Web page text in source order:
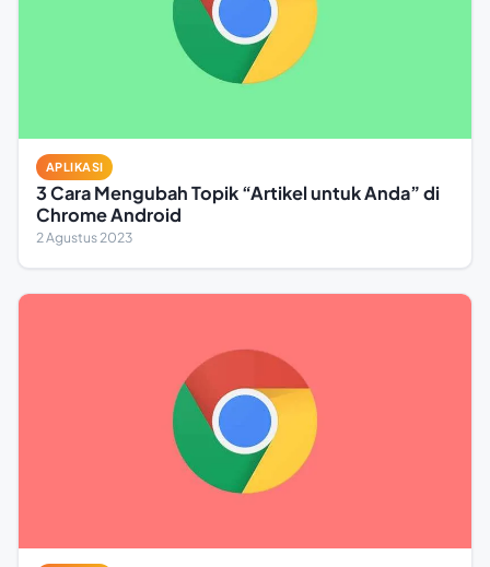
APLIKASI
3 Cara Mengubah Topik “Artikel untuk Anda” di
Chrome Android
2 Agustus 2023